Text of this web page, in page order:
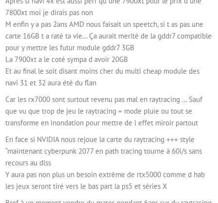
7800xt moi je dirais pas non
M enfin y a pas 2ans AMD nous faisait un speetch, si t as pas une
carte 16GB t a raté ta vie… Ça aurait merité de la gddr7 compatible
pour y mettre les futur module gddr7 3GB
La 7900xt a le coté sympa d avoir 20GB
Et au final le soit disant moins cher du multi cheap module des
navi 31 et 32 aura été du flan
Car les rx7000 sont surtout revenu pas mal en raytracing … Sauf
que vu que trop de jeu le raytracing = mode pluie ou tout se
transforme en inondation pour mettre de l effet miroir partout
En face si NVIDIA nous rejoue la carte du raytracing +++ style
“maintenant cyberpunk 2077 en path tracing tourne à 60i/s sans
recours au dlss
Y aura pas non plus un besoin extrême de rtx5000 comme d hab
les jeux seront tiré vers le bas part la ps5 et séries X